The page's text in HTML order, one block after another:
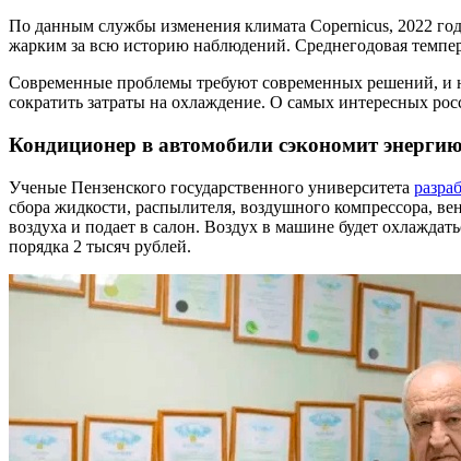
По данным службы изменения климата Copernicus, 2022
жарким за всю историю наблюдений. Среднегодовая
Современные проблемы требуют современных решений, и
сократить затраты на охлаждение. О самых интересных
Кондиционер в автомобили сэкономит энергию
Ученые Пензенского государственного университета
сбора жидкости, распылителя, воздушного компрессора,
воздуха и подает в салон. Воздух в машине будет
порядка 2 тысяч рублей.